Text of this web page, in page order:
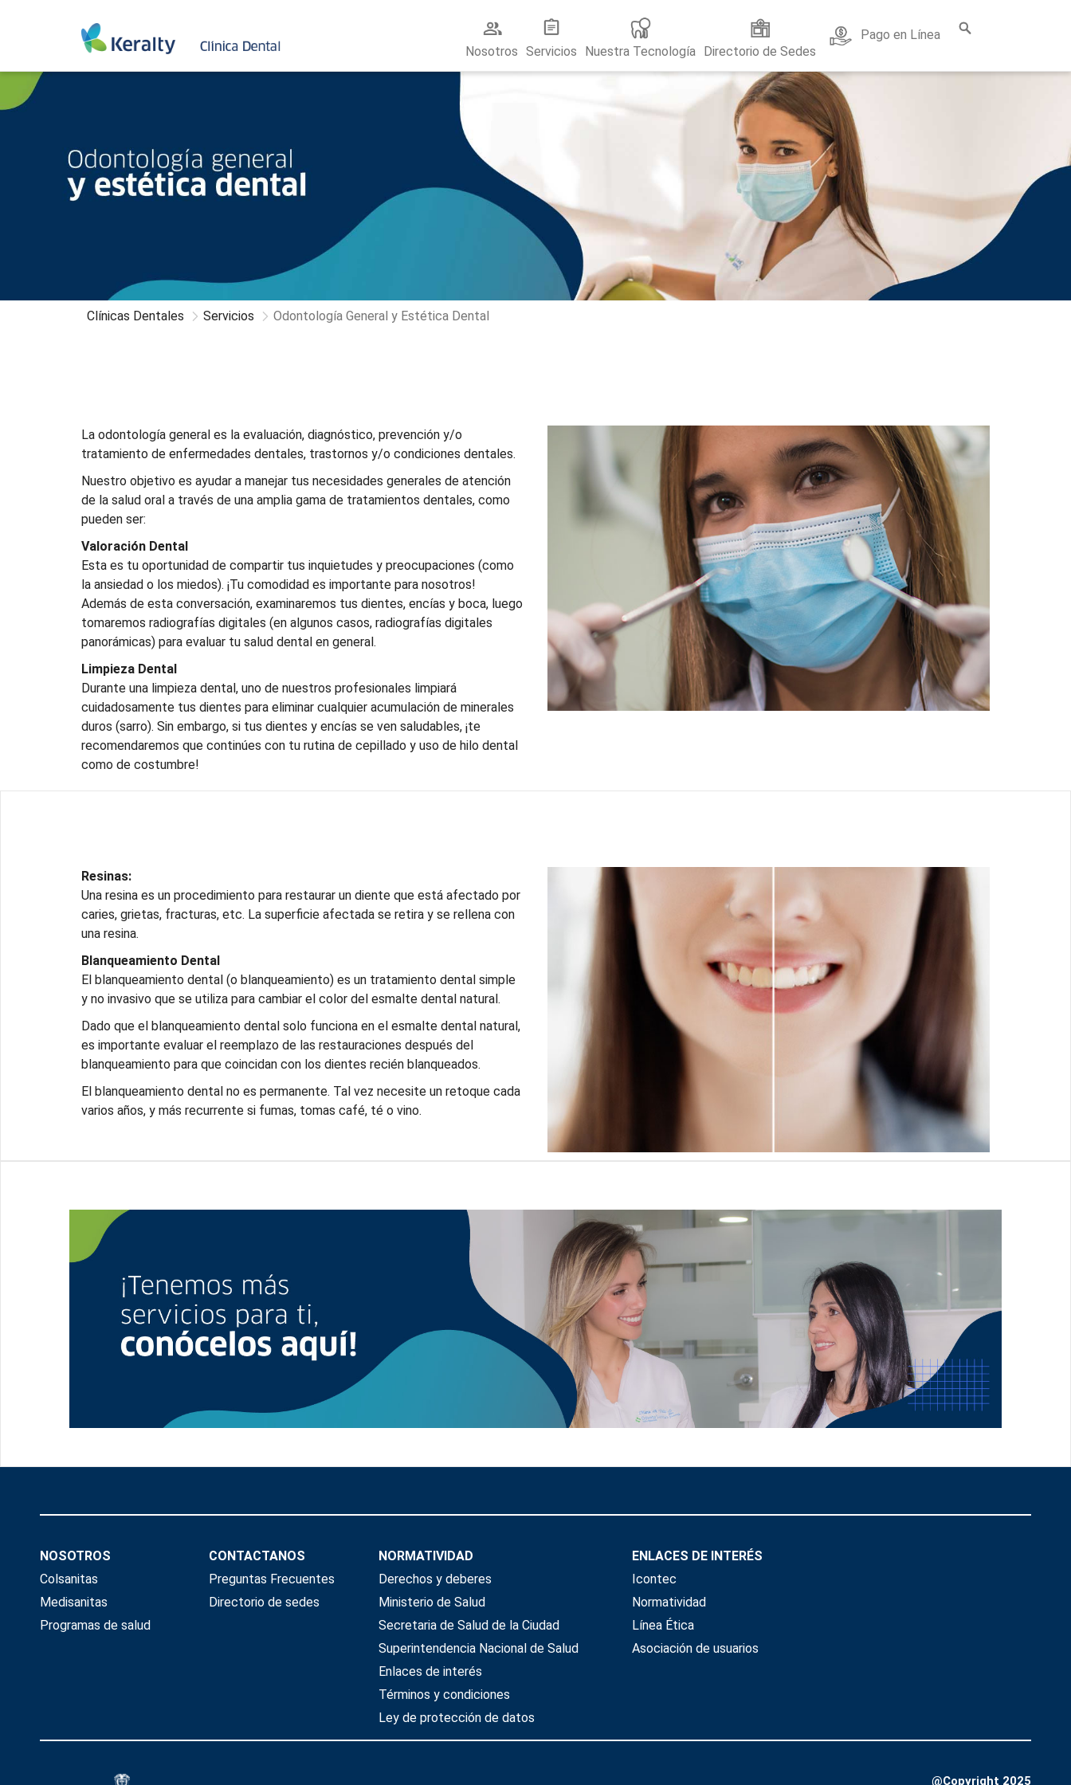
Odontología
Estética
Clínicas
Dentales
Nosotros Servicios Nuestra Tecnología Directorio de Sedes
Pago en Línea
Clínicas Dentales Servicios Odontología General y Estética Dental
La odontología general es la evaluación, diagnóstico, prevención y/o
tratamiento de enfermedades dentales, trastornos y/o condiciones dentales.
Nuestro objetivo es ayudar a manejar tus necesidades generales de atención
de la salud oral a través de una amplia gama de tratamientos dentales, como
pueden ser:
Valoración Dental
Esta es tu oportunidad de compartir tus inquietudes y preocupaciones (como
la ansiedad o los miedos). ¡Tu comodidad es importante para nosotros!
Además de esta conversación, examinaremos tus dientes, encías y boca, luego
tomaremos radiografías digitales (en algunos casos, radiografías digitales
panorámicas) para evaluar tu salud dental en general.
Limpieza Dental
Durante una limpieza dental, uno de nuestros profesionales limpiará
cuidadosamente tus dientes para eliminar cualquier acumulación de minerales
duros (sarro). Sin embargo, si tus dientes y encías se ven saludables, ¡te
recomendaremos que continúes con tu rutina de cepillado y uso de hilo dental
como de costumbre!
Resinas:
Una resina es un procedimiento para restaurar un diente que está afectado por
caries, grietas, fracturas, etc. La superficie afectada se retira y se rellena con
una resina.
Blanqueamiento Dental
El blanqueamiento dental (o blanqueamiento) es un tratamiento dental simple
y no invasivo que se utiliza para cambiar el color del esmalte dental natural.
Dado que el blanqueamiento dental solo funciona en el esmalte dental natural,
es importante evaluar el reemplazo de las restauraciones después del
blanqueamiento para que coincidan con los dientes recién blanqueados.
El blanqueamiento dental no es permanente. Tal vez necesite un retoque cada
varios años, y más recurrente si fumas, tomas café, té o vino.
NOSOTROS
Colsanitas
Medisanitas
Programas de salud
CONTACTANOS
Preguntas Frecuentes
Directorio de sedes
NORMATIVIDAD
Derechos y deberes
Ministerio de Salud
Secretaria de Salud de la Ciudad
Superintendencia Nacional de Salud
Enlaces de interés
Términos y condiciones
Ley de protección de datos
ENLACES DE INTERÉS
Icontec
Normatividad
Línea Ética
Asociación de usuarios
@Copyright 2025